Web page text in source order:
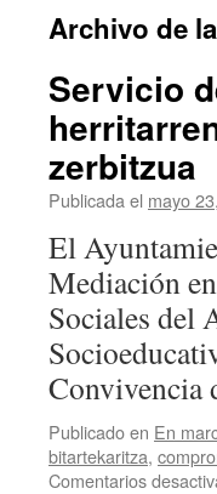
Archivo de
Servicio
zerbitzua
Publicada el mayo
El
Mediación
Sociales del
Convivencia
Publicado en En
bitartekaritza,
Comentarios